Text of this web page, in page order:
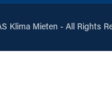
Klima Mieten - All Rights